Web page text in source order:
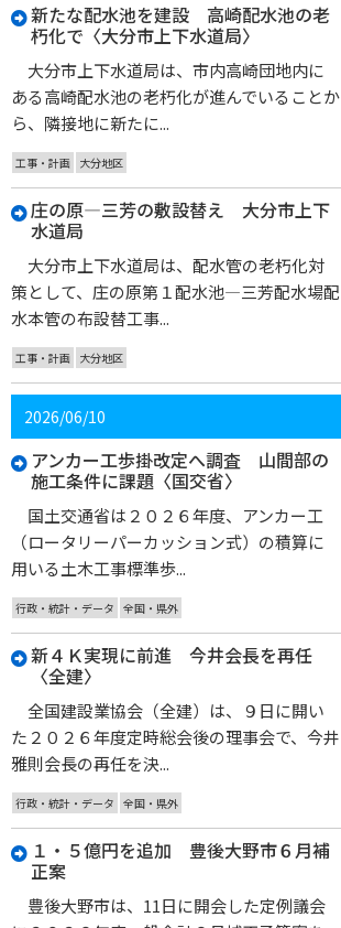
新たな配水池を建設 高崎配水池の老
朽化で〈大分市上下水道局〉
大分市上下水道局は、市内高崎団地内に
ある高崎配水池の老朽化が進んでいることか
ら、隣接地に新たに...
工事・計画 大分地区
庄の原―三芳の敷設替え 大分市上下
水道局
大分市上下水道局は、配水管の老朽化対
策として、庄の原第１配水池―三芳配水場配
水本管の布設替工事...
工事・計画 大分地区
2026/06/10
アンカー工歩掛改定へ調査 山間部の
施工条件に課題〈国交省〉
国土交通省は２０２６年度、アンカー工
（ロータリーパーカッション式）の積算に
用いる土木工事標準歩...
行政・統計・データ 全国・県外
新４Ｋ実現に前進 今井会長を再任
〈全建〉
全国建設業協会（全建）は、９日に開い
た２０２６年度定時総会後の理事会で、今井
雅則会長の再任を決...
行政・統計・データ 全国・県外
１・５億円を追加 豊後大野市６月補
正案
豊後大野市は、11日に開会した定例議会